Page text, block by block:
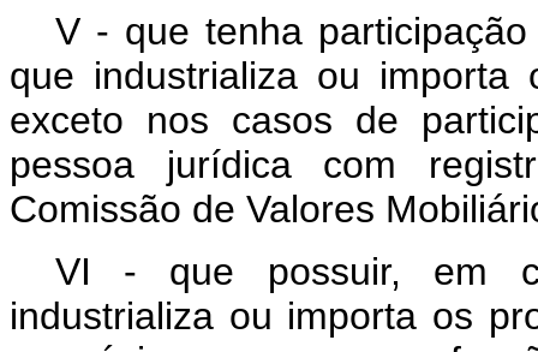
V - que tenha
que industrializa ou
exceto nos casos de
pessoa jurídica com
Comissão de Valores
VI - que possuir, em
industrializa ou importa os